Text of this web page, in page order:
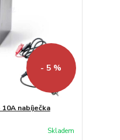
- 5 %
10A nabíječka
Skladem